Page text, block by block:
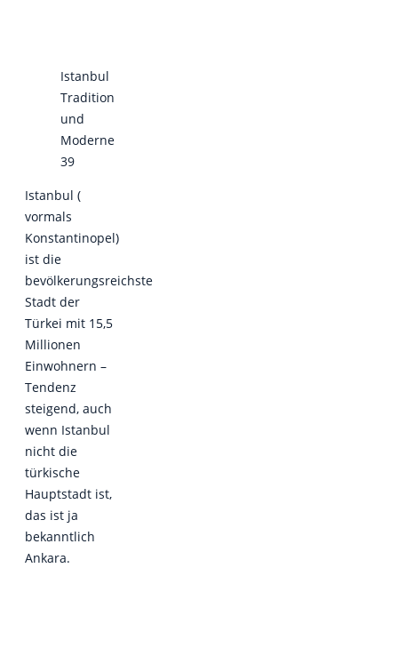
Istanbul
Tradition
und
Moderne
39
Istanbul (
vormals
Konstantinopel)
ist die
bevölkerungsreichste
Stadt der
Türkei mit 15,5
Millionen
Einwohnern –
Tendenz
steigend, auch
wenn Istanbul
nicht die
türkische
Hauptstadt ist,
das ist ja
bekanntlich
Ankara.